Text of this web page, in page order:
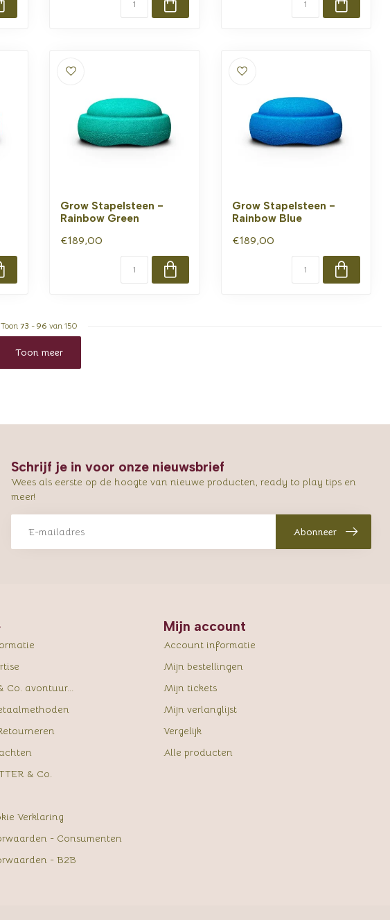
Grow Stapelsteen -
Rainbow Green
€189,00
Grow Stapelsteen -
Rainbow Blue
€189,00
Toon 73 - 96 van 150
Toon meer
Schrijf je in voor onze nieuwsbrief
Wees als eerste op de hoogte van nieuwe producten, ready to play tips en
meer!
Abonneer
Co. avontuur...
& Co.
Verklaring
- Consumenten
- B2B
Mijn account
Account informatie
Mijn bestellingen
Mijn tickets
Mijn verlanglijst
Vergelijk
Alle producten